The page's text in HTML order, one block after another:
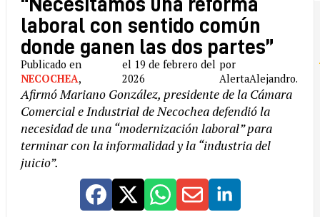
“Necesitamos una reforma
laboral con sentido común
donde ganen las dos partes”
Publicado en
NECOCHEA,
el 19 de febrero del
2026
por
AlertaAlejandro.
Afirmó Mariano González, presidente de la Cámara
Comercial e Industrial de Necochea defendió la
necesidad de una “modernización laboral” para
terminar con la informalidad y la “industria del
juicio”.